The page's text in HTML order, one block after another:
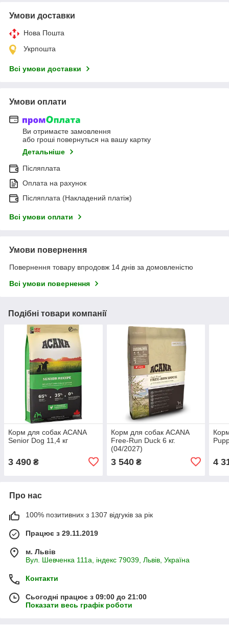
Умови доставки
Нова Пошта
Укрпошта
Всі умови доставки
Умови оплати
Ви отримаєте замовлення
або гроші повернуться на вашу картку
Детальніше
Післяплата
Оплата на рахунок
Післяплата (Накладений платіж)
Всі умови оплати
Умови повернення
Повернення товару впродовж 14 днів за домовленістю
Всі умови повернення
Подібні товари компанії
Корм для собак ACANA
Senior Dog 11,4 кг
3 490 ₴
Корм для собак ACANA
Free-Run Duck 6 кг.
(04/2027)
3 540₴ 4
Про нас
100% позитивних з 1307 відгуків за рік
Працює з 29.11.2019
м. Львів
Вул. Шевченка 111а, індекс 79039, Львів, Україна
Контакти
Сьогодні працює з 09:00 до 21:00
Показати весь графік роботи